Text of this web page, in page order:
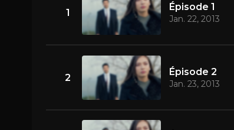
1
Épisode 1
Jan. 22, 2013
2
Épisode 2
Jan. 23, 2013